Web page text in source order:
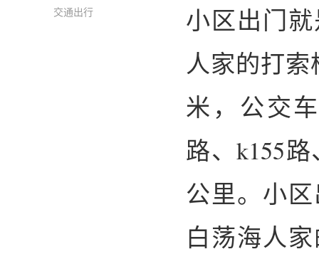
交通出行
小区出门
人家的打索
米，公交
路、k155
公里。小
白荡海人